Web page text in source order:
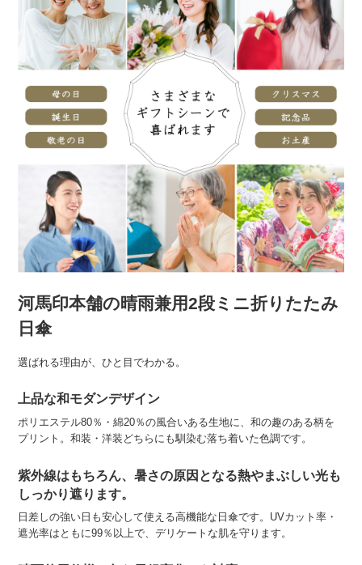
河馬印本舗の晴雨兼用2段ミニ折りたたみ
日傘
選ばれる理由が、ひと目でわかる。
上品な和モダンデザイン
ポリエステル80％・綿20％の風合いある生地に、和の趣のある柄を
プリント。和装・洋装どちらにも馴染む落ち着いた色調です。
紫外線はもちろん、暑さの原因となる熱やまぶしい光も
しっかり遮ります。
日差しの強い日も安心して使える高機能な日傘です。UVカット率・
遮光率はともに99％以上で、デリケートな肌を守ります。